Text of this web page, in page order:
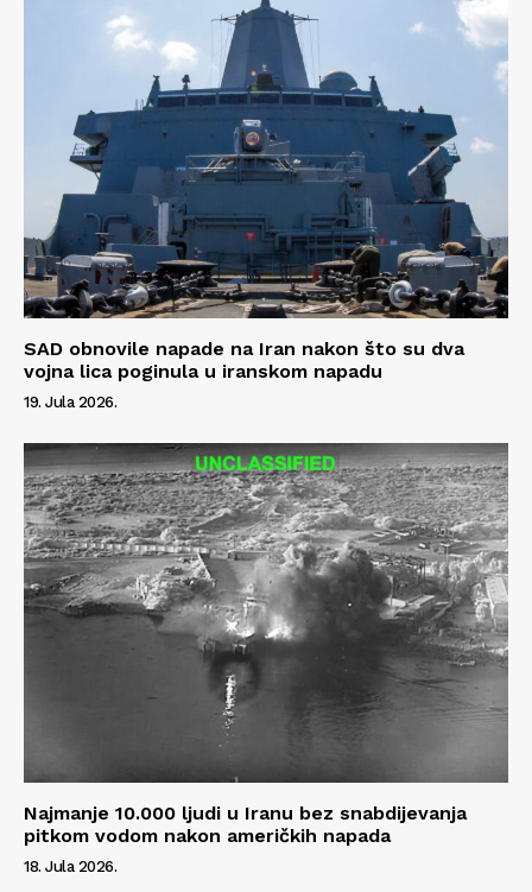
Info
O nama
Kontakt
Impressum
SAD obnovile napade na Iran nakon što su dva
vojna lica poginula u iranskom napadu
19. Jula 2026.
Najmanje 10.000 ljudi u Iranu bez snabdijevanja
pitkom vodom nakon američkih napada
18. Jula 2026.